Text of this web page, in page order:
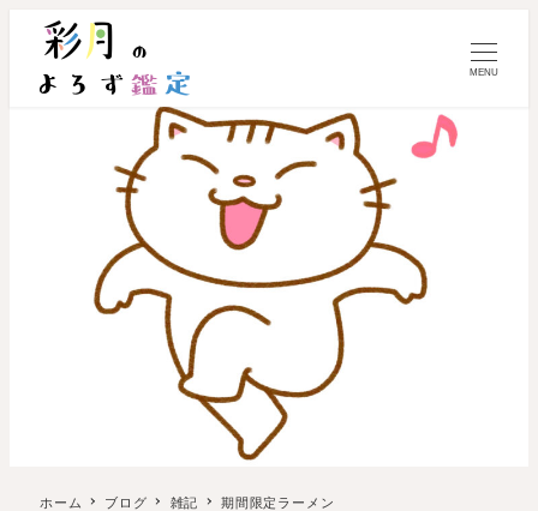
MENU
ホーム ブログ 雑記 期間限定ラーメン